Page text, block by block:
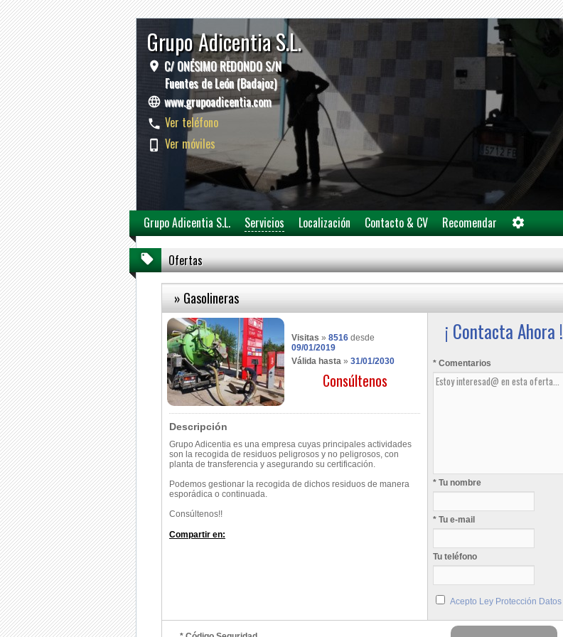
Grupo Adicentia S.L.
C/ ONÉSIMO REDONDO S/N
Fuentes de León (Badajoz)
www.grupoadicentia.com
Ver teléfono
Ver móviles
Grupo Adicentia S.L. Servicios Localización Contacto & CV Recomendar
Ofertas
» Gasolineras
Visitas » 8516 desde
09/01/2019
Válida hasta » 31/01/2030
Consúltenos
Descripción
Grupo Adicentia es una empresa cuyas principales actividades
son la recogida de residuos peligrosos y no peligrosos, con
planta de transferencia y asegurando su certificación.
Podemos gestionar la recogida de dichos residuos de manera
esporádica o continuada.
Consúltenos!!
Compartir en:
¡ Contacta Ahora !
* Comentarios
* Tu nombre
* Tu e-mail
Tu teléfono
Acepto Ley Protección Datos